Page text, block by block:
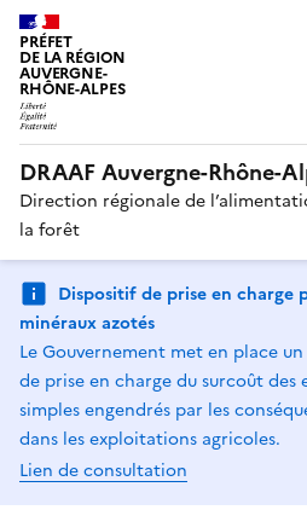
PRÉFET
DE LA RÉGION
AUVERGNE-
RHÔNE-ALPES
DRAAF Auvergne-Rhône-
Direction régionale de
la forêt
Dispositif de prise en charge
minéraux azotés
Le Gouvernement met en place
de prise en charge du surcoût des
simples engendrés par les
dans les exploitations agricoles.
Lien de consultation